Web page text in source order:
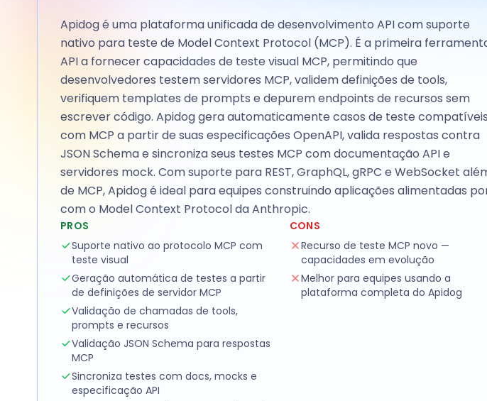
Apidog é uma plataforma unificada de desenvolvimento API com suporte
nativo para teste de Model Context Protocol (MCP). É a primeira
API a fornecer capacidades de teste visual MCP, permitindo que
desenvolvedores testem servidores MCP, validem definições de tools,
verifiquem templates de prompts e depurem endpoints de recursos sem
escrever código. Apidog gera automaticamente casos de teste compatíveis
com MCP a partir de suas especificações OpenAPI, valida respostas contra
JSON Schema e sincroniza seus testes MCP com documentação API e
servidores mock. Com suporte para REST, GraphQL, gRPC e WebSocket
de MCP, Apidog é ideal para equipes construindo aplicações alimentadas
com o Model Context Protocol da Anthropic.
PROS
Suporte nativo ao protocolo MCP com
teste visual
Geração automática de testes a partir
de definições de servidor MCP
Validação de chamadas de tools,
prompts e recursos
Validação JSON Schema para respostas
MCP
Sincroniza testes com docs, mocks e
especificação API
CONS
Recurso de teste MCP novo —
capacidades em evolução
Melhor para equipes usando a
plataforma completa do Apidog